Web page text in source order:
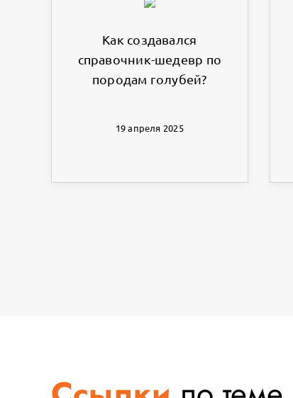
Как создавался
справочник-шедевр по
породам голубей?
19 апреля 2025